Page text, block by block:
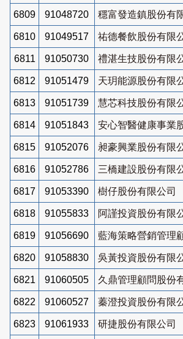
6809 91048720 穩富發造鎮股份有
6810 91049517 祐德餐飲股份有限
6811 91050730 禮湛生技股份有限
6812 91051479 天玥能源股份有限
6813 91051739 慧芯科技股份有限
6814 91051843 安心智醫健康事業
6815 91052076 昶豪興業股份有限
6816 91052786 三橋建設股份有限
6817 91053390 樹仔股份有限公司
6818 91055833 阿謹投資股份有限
6819 91056690 藍海策略營銷管理
6820 91058830 吳黃投資股份有限
6821 91060505 久鼎管理顧問股份
6822 91060527 蓁澄投資股份有限
6823 91061933 研捷股份有限公司